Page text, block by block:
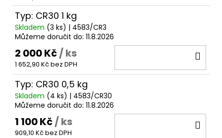
Typ: CR30 1 kg
Skladem (3 ks) | 4583/CR3
Můžeme doručit do: 11.8.2026
2 000 Kč/ ks
1 652,90 Kč bez DPH
Typ: CR30 0,5 kg
Skladem (4 ks) | 4583/CR30
Můžeme doručit do: 11.8.2026
1 100 Kč/ ks
909,10 Kč bez DPH